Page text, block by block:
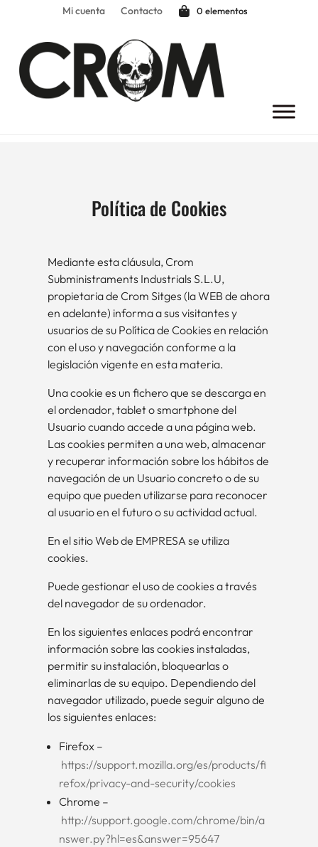
Mi cuenta Contacto 0 elementos
Política de Cookies
Mediante esta cláusula, Crom
Subministraments Industrials S.L.U,
propietaria de Crom Sitges (la WEB de ahora
en adelante) informa a sus visitantes y
usuarios de su Política de Cookies en relación
con el uso y navegación conforme a la
legislación vigente en esta materia.
Una cookie es un fichero que se descarga en
el ordenador, tablet o smartphone del
Usuario cuando accede a una página web.
Las cookies permiten a una web, almacenar
y recuperar información sobre los hábitos de
navegación de un Usuario concreto o de su
equipo que pueden utilizarse para reconocer
al usuario en el futuro o su actividad actual.
En el sitio Web de EMPRESA se utiliza
cookies.
Puede gestionar el uso de cookies a través
del navegador de su ordenador.
En los siguientes enlaces podrá encontrar
información sobre las cookies instaladas,
permitir su instalación, bloquearlas o
eliminarlas de su equipo. Dependiendo del
navegador utilizado, puede seguir alguno de
los siguientes enlaces:
Firefox –
https://support.mozilla.org/es/products/fi
refox/privacy-and-security/cookies
Chrome –
http://support.google.com/chrome/bin/a
nswer.py?hl=es&answer=95647